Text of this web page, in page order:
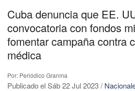
Cuba denuncia que EE.
convocatoria con fondos
fomentar campaña contra
médica
Por: Periódico Granma
Publicado el Sáb 22 Jul 2023/